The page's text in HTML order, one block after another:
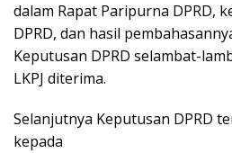
dalam Rapat Paripurna DPRD,
DPRD, dan hasil
Keputusan DPRD selambat-
LKPJ diterima.
Selanjutnya Keputusan DPRD
kepada